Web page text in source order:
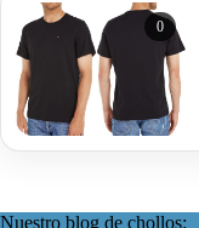
0
Nuestro blog de chollos: